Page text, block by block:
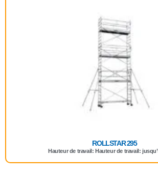
ROLLSTAR 295
Hauteur de travail: Hauteur de travail: